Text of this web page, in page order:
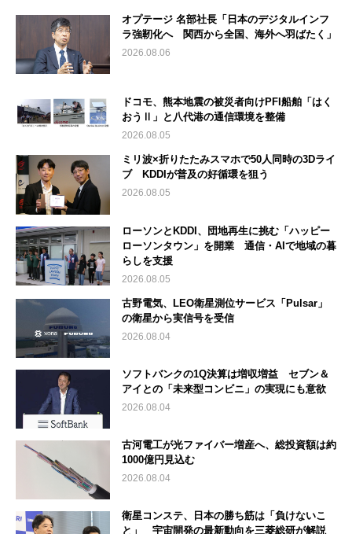
オプテージ 名部社長「日本のデジタルインフ
ラ強靭化へ 関西から全国、海外へ羽ばたく」
2026.08.06
ドコモ、熊本地震の被災者向けPFI船舶「はく
おうⅡ」と八代港の通信環境を整備
2026.08.05
ミリ波×折りたたみスマホで50人同時の3Dライ
ブ KDDIが普及の好循環を狙う
2026.08.05
ローソンとKDDI、団地再生に挑む「ハッピー
ローソンタウン」を開業 通信・AIで地域の暮
らしを支援
2026.08.05
古野電気、LEO衛星測位サービス「Pulsar」
の衛星から実信号を受信
2026.08.04
ソフトバンクの1Q決算は増収増益 セブン＆
アイとの「未来型コンビニ」の実現にも意欲
2026.08.04
古河電工が光ファイバー増産へ、総投資額は約
1000億円見込む
2026.08.04
衛星コンステ、日本の勝ち筋は「負けないこ
と」 宇宙開発の最新動向を三菱総研が解説